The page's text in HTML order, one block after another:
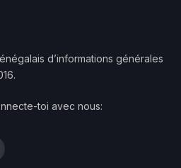
d’informations générales
toi avec nous: